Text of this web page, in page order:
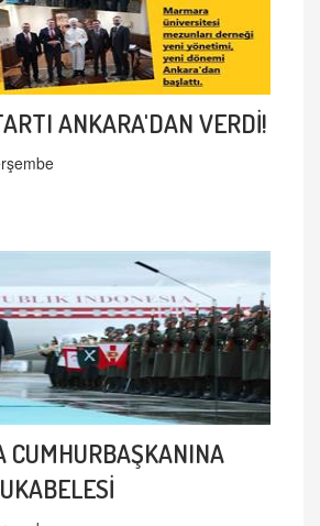
ANKARA'DAN VERDİ!
CUMHURBAŞKANINA